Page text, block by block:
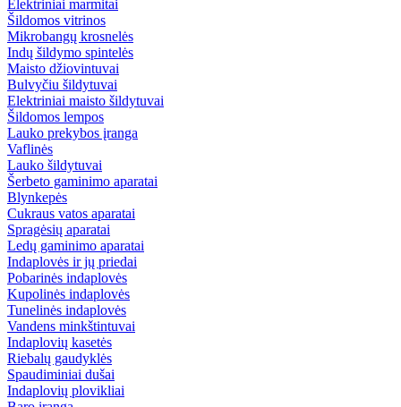
Elektriniai marmitai
Šildomos vitrinos
Mikrobangų krosnelės
Indų šildymo spintelės
Maisto džiovintuvai
Bulvyčiu šildytuvai
Elektriniai maisto šildytuvai
Šildomos lempos
Lauko prekybos įranga
Vaflinės
Lauko šildytuvai
Šerbeto gaminimo aparatai
Blynkepės
Cukraus vatos aparatai
Spragėsių aparatai
Ledų gaminimo aparatai
Indaplovės ir jų priedai
Pobarinės indaplovės
Kupolinės indaplovės
Tunelinės indaplovės
Vandens minkštintuvai
Indaplovių kasetės
Riebalų gaudyklės
Spaudiminiai dušai
Indaplovių plovikliai